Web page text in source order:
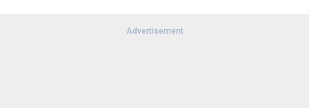
Advertisement